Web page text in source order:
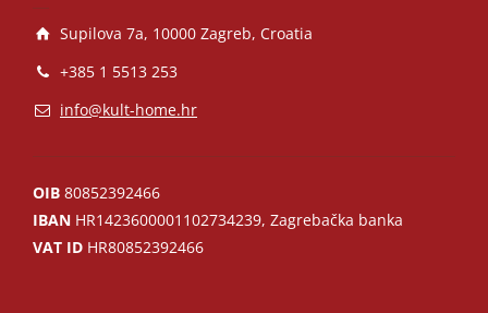
Supilova 7a, 10000 Zagreb, Croatia
+385 1 5513 253
info@kult-home.hr
OIB 80852392466
IBAN HR1423600001102734239, Zagrebačka banka
VAT ID HR80852392466